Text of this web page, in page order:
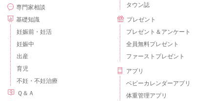
専門家相談
基礎知識
妊娠前・妊活
妊娠中
出産
育児
不妊・不妊治療
Ｑ＆Ａ
タウン誌
プレゼント
プレゼント＆アンケート
全員無料プレゼント
ファーストプレゼント
アプリ
ベビーカレンダーアプリ
体重管理アプリ